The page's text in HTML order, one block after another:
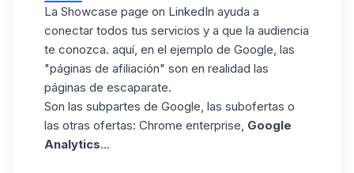
La Showcase page on LinkedIn ayuda a
conectar todos tus servicios y a que la audiencia
te conozca. aquí, en el ejemplo de Google, las
"páginas de afiliación" son en realidad las
páginas de escaparate.
Son las subpartes de Google, las subofertas o
las otras ofertas: Chrome enterprise, Google
Analytics...